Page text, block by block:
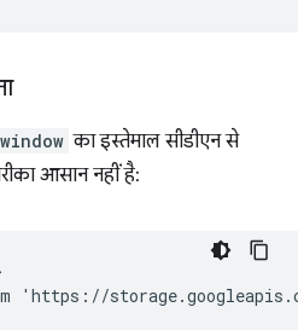
का इस्तेमाल सीडीएन से
आसान नहीं है:
'https://